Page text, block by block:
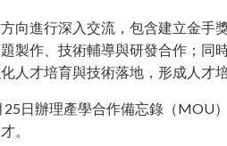
向進行深入交流，包含建立金手
製作、技術輔導與研發合作；同
人才培育與技術落地，形成人才
日辦理產學合作備忘錄（MOU
。